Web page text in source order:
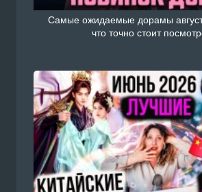
Самые ожидаемые дорамы
что точно стоит